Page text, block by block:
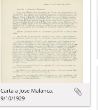
Carta a José Malanca,
9/10/1929